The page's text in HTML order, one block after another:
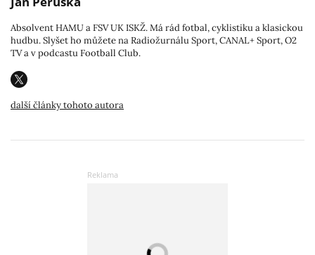
Absolvent HAMU a FSV UK ISKŽ. Má rád fotbal, cyklistiku a klasickou
hudbu. Slyšet ho můžete na Radiožurnálu Sport, CANAL+ Sport, O2
TV a v podcastu Football Club.
další články tohoto autora